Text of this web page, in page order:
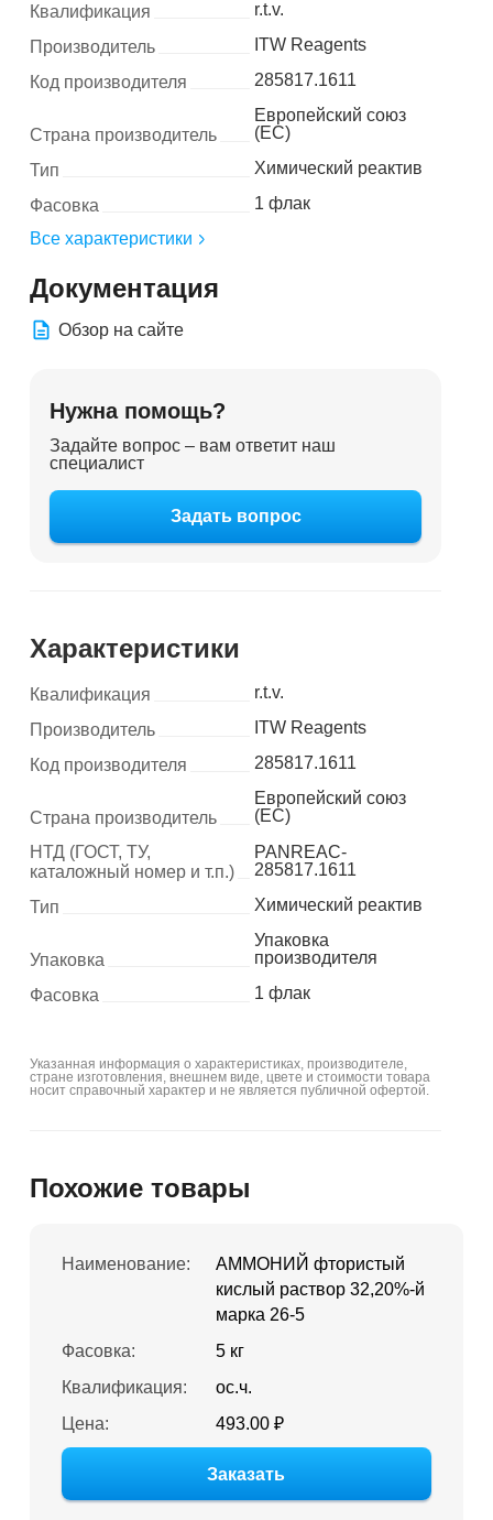
Квалификация
r.t.v.
Производитель
ITW Reagents
Код производителя
285817.1611
Страна производитель
Европейский союз
(ЕС)
Тип
Химический реактив
Фасовка
1 флак
Все характеристики
Документация
Обзор на сайте
Нужна помощь?
Задайте вопрос – вам ответит наш
специалист
Задать вопрос
Характеристики
Квалификация
r.t.v.
Производитель
ITW Reagents
Код производителя
285817.1611
Страна производитель
Европейский союз
(ЕС)
НТД (ГОСТ, ТУ,
каталожный номер и т.п.)
PANREAC-
285817.1611
Тип
Химический реактив
Упаковка
Упаковка
производителя
Фасовка
1 флак
Указанная информация о характеристиках, производителе,
стране изготовления, внешнем виде, цвете и стоимости товара
носит справочный характер и не является публичной офертой.
Похожие товары
Наименование:
АММОНИЙ фтористый
кислый раствор 32,20%-й
марка 26-5
Фасовка:
5 кг
Квалификация:
ос.ч.
Цена:
493.00 ₽
Заказать